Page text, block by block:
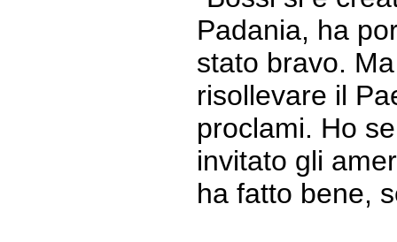
Padania, ha
stato bravo.
risollevare il
proclami. Ho
invitato gli
ha fatto bene,